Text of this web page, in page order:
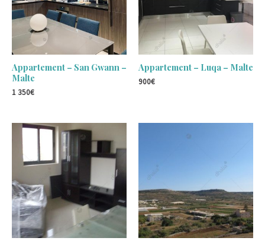
Appartement – San Gwann –
Malte
1 350€
Appartement – Luqa – Malte
900€